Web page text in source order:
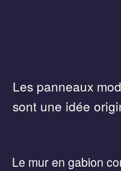
Les panneaux
sont une idée
Le mur en gabion